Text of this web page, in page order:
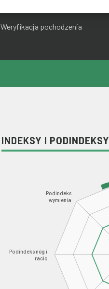
Weryfikacja pochodzenia
INDEKSY I PODINDEKSY
Podindeks nóg i
racic
Podindeks
wymienia